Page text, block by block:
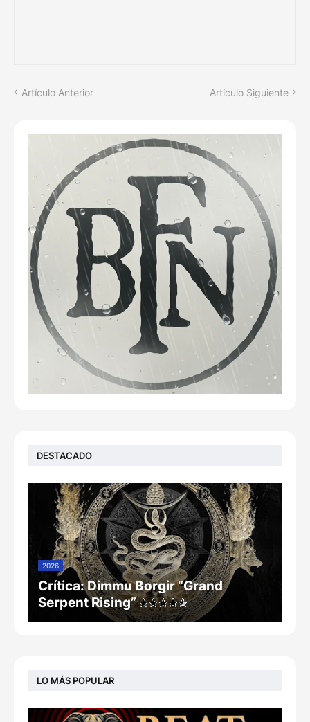
Artículo Anterior Artículo Siguiente
DESTACADO
2026
Crítica: Dimmu Borgir “Grand
Serpent Rising”
LO MÁS POPULAR